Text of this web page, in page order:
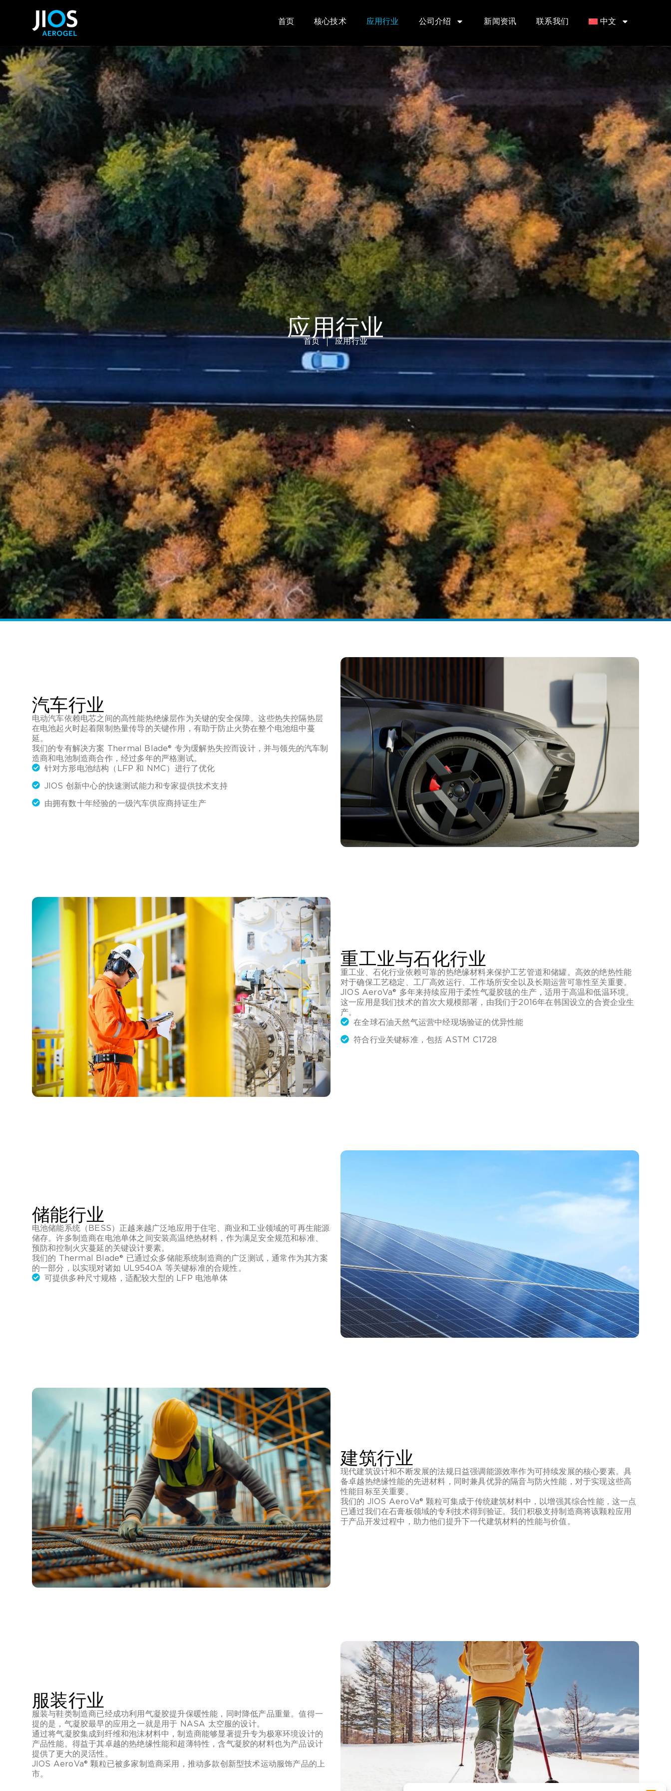
首页 核心技术 应用行业 公司介绍 新闻资讯 联系我们 中文
应用行业
首页 应用行业
汽车行业
电动汽车依赖电芯之间的高性能热绝缘层作为关键的安全保障。这些热失控隔热层
在电池起火时起着限制热量传导的关键作用，有助于防止火势在整个电池组中蔓
延。
我们的专有解决方案 Thermal Blade® 专为缓解热失控而设计，并与领先的汽车制
造商和电池制造商合作，经过多年的严格测试。
针对方形电池结构（LFP 和 NMC）进行了优化
JIOS 创新中心的快速测试能力和专家提供技术支持
由拥有数十年经验的一级汽车供应商持证生产
重工业与石化行业
重工业、石化行业依赖可靠的热绝缘材料来保护工艺管道和储罐。高效的绝热性能
对于确保工艺稳定、工厂高效运行、工作场所安全以及长期运营可靠性至关重要。
JIOS AeroVa® 多年来持续应用于柔性气凝胶毯的生产，适用于高温和低温环境。
这一应用是我们技术的首次大规模部署，由我们于2016年在韩国设立的合资企业生
产。
在全球石油天然气运营中经现场验证的优异性能
符合行业关键标准，包括 ASTM C1728
储能行业
电池储能系统（BESS）正越来越广泛地应用于住宅、商业和工业领域的可再生能源
储存。许多制造商在电池单体之间安装高温绝热材料，作为满足安全规范和标准、
预防和控制火灾蔓延的关键设计要素。
我们的 Thermal Blade® 已通过众多储能系统制造商的广泛测试，通常作为其方案
的一部分，以实现对诸如 UL9540A 等关键标准的合规性。
可提供多种尺寸规格，适配较大型的 LFP 电池单体
建筑行业
现代建筑设计和不断发展的法规日益强调能源效率作为可持续发展的核心要素。具
备卓越热绝缘性能的先进材料，同时兼具优异的隔音与防火性能，对于实现这些高
性能目标至关重要。
我们的 JIOS AeroVa® 颗粒可集成于传统建筑材料中，以增强其综合性能，这一点
已通过我们在石膏板领域的专利技术得到验证。我们积极支持制造商将该颗粒应用
于产品开发过程中，助力他们提升下一代建筑材料的性能与价值。
服装行业
服装与鞋类制造商已经成功利用气凝胶提升保暖性能，同时降低产品重量。值得一
提的是，气凝胶最早的应用之一就是用于 NASA 太空服的设计。
通过将气凝胶集成到纤维和泡沫材料中，制造商能够显著提升专为极寒环境设计的
产品性能。得益于其卓越的热绝缘性能和超薄特性，含气凝胶的材料也为产品设计
提供了更大的灵活性。
JIOS AeroVa® 颗粒已被多家制造商采用，推动多款创新型技术运动服饰产品的上
市。